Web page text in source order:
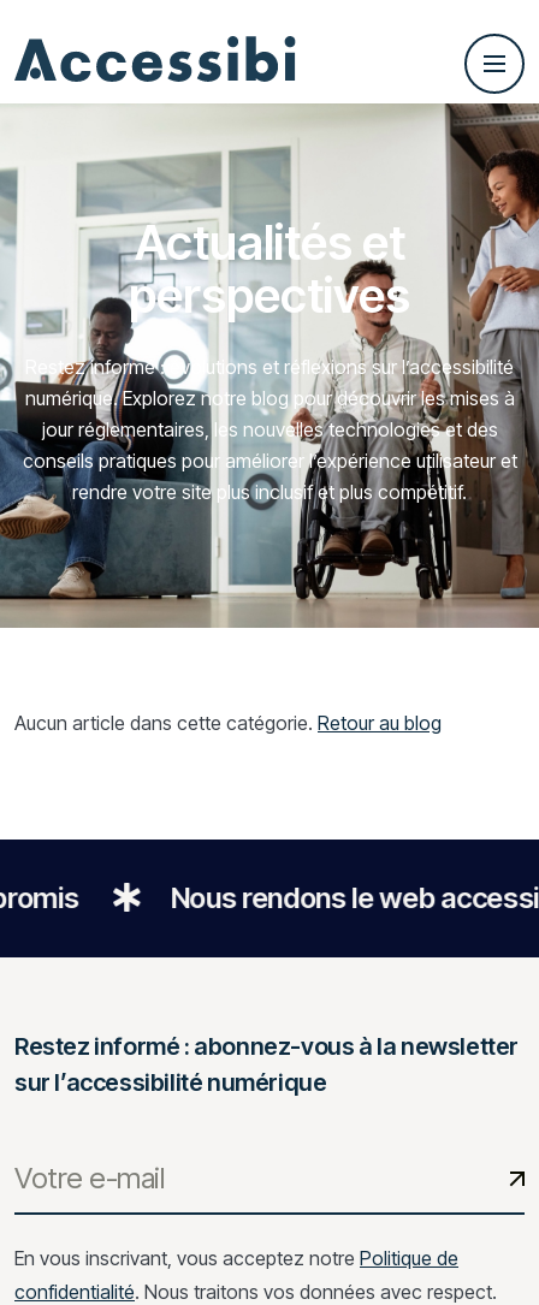
Actualités et
perspectives
Restez informé : évolutions et réflexions sur l’accessibilité
numérique. Explorez notre blog pour découvrir les mises à
jour réglementaires, les nouvelles technologies et des
conseils pratiques pour améliorer l’expérience utilisateur et
rendre votre site plus inclusif et plus compétitif.
Aucun article dans cette catégorie. Retour au blog
Nous rendons le web
Restez informé : abonnez-vous à la newsletter
sur l’accessibilité numérique
En vous inscrivant, vous acceptez notre Politique de
confidentialité. Nous traitons vos données avec respect.